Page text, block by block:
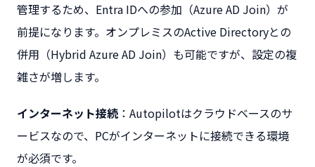
管理するため、Entra IDへの参加（Azure AD Join）が
前提になります。オンプレミスのActive Directoryとの
併用（Hybrid Azure AD Join）も可能ですが、設定の複
雑さが増します。
インターネット接続：Autopilotはクラウドベースのサ
ービスなので、PCがインターネットに接続できる環境
が必須です。